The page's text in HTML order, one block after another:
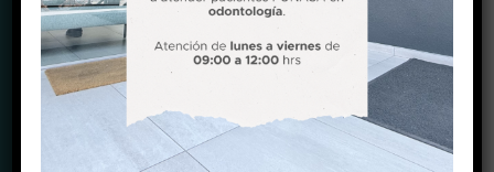
CONTACTO
Teléfono:+56 22 2678750
Celular:+56987789823
E-Mail:
recepcion@clinicachicureo.com
Sitio Web:
www.clinicahicureo.com
@clinicachicureo